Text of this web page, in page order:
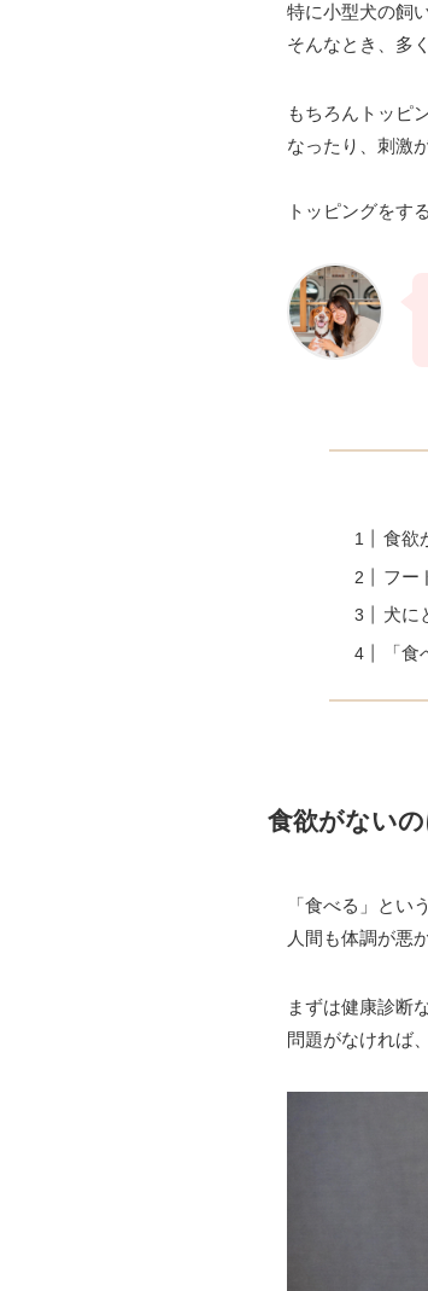
特に小型犬の飼
そんなとき、多
もちろんトッピ
なったり、刺激
トッピングをす
食欲
フー
犬に
「
食欲がない
「食べる」とい
人間も体調が悪
まずは健康診断
問題がなければ